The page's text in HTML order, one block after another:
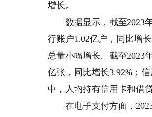
增长。
数据显示，截至2023年
行账户1.02亿户，同比增
总量小幅增长。截至2023
亿张，同比增长3.92%；
中，人均持有信用卡和借
在电子支付方面，2023